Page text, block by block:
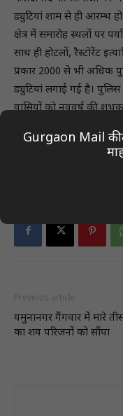
ड्युटियां शाम से ही आरम्भ
क्षेत्र में समारोह स्थलों पर
साथ ही होटलों, रैस्टोरेंट
प्रकार 2000 से भी अधिक
ड्युटियां लगाई गई है।
वासियों को नववर्ष की
सुरक्षा, सहयोग के लिए
Previous article
यमुनानगर गैंगवार में मारे
का शव परिजनाें काे साैंपा
Gurgaon Mail